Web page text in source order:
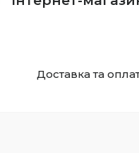
Доставка та